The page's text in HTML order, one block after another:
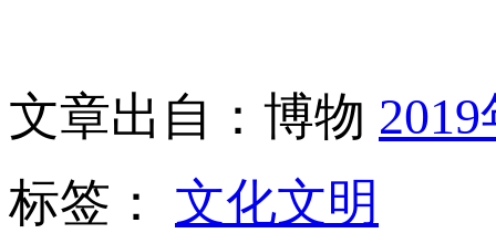
文章出自：博物
标签： 文化文明